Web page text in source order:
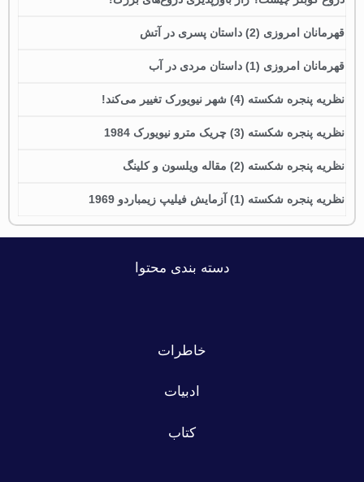
قهرمانان امروزی (2) داستان پسری در آتش
قهرمانان امروزی (1) داستان مردی در آب
نظریه پنجره شکسته (4) شهر نیویورک تغییر می‌کند!
نظریه پنجره شکسته (3) چریک مترو نیویورک 1984
نظریه پنجره شکسته (2) مقاله ویلسون و کلینگ
نظریه پنجره شکسته (1) آزمایش فیلیپ زیمباردو 1969
دسته بندی محتوا
خاطرات
ادبیات
کتاب